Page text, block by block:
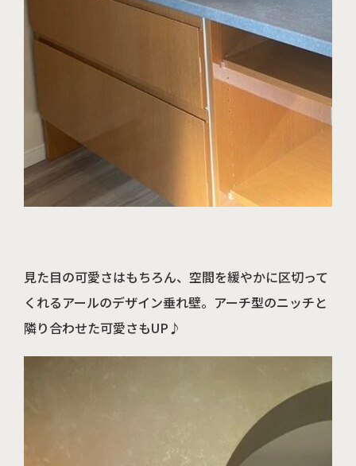
見た目の可愛さはもちろん、空間を緩やかに区切って
くれるアールのデザイン垂れ壁。アーチ型のニッチと
隣り合わせた可愛さもUP♪